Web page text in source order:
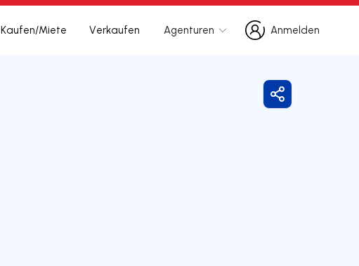
Kaufen/Miete Verkaufen Agenturen
Anmelden
Anmelden
Freigeben